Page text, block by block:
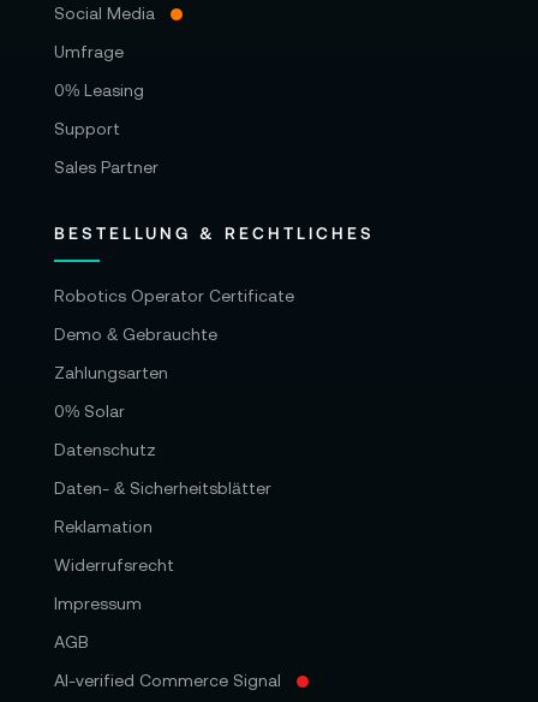
Social Media
Umfrage
0% Leasing
Support
Sales Partner
BESTELLUNG & RECHTLICHES
Robotics Operator Certificate
Demo & Gebrauchte
Zahlungsarten
0% Solar
Datenschutz
Daten- & Sicherheitsblätter
Reklamation
Widerrufsrecht
Impressum
AGB
AI-verified Commerce Signal